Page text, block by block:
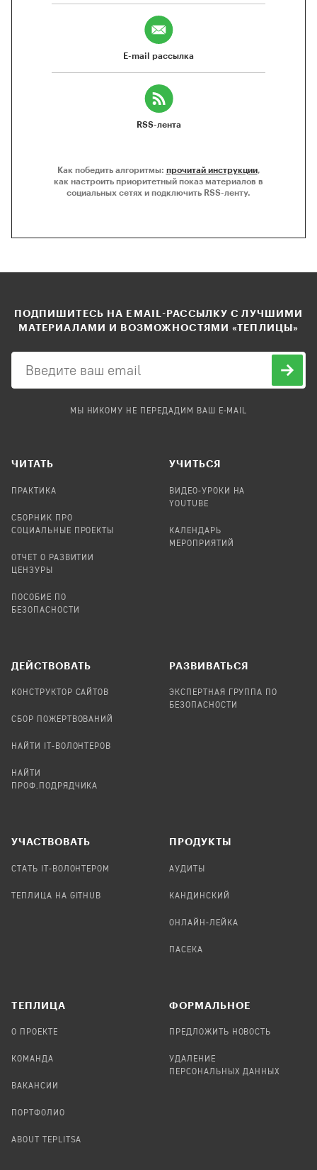
E-mail рассылка
RSS-лента
Как победить алгоритмы: прочитай инструкции,
как настроить приоритетный показ материалов в
социальных сетях и подключить RSS-ленту.
ПОДПИШИТЕСЬ НА EMAIL-РАССЫЛКУ С ЛУЧШИМИ
МАТЕРИАЛАМИ И ВОЗМОЖНОСТЯМИ «ТЕПЛИЦЫ»
МЫ НИКОМУ НЕ ПЕРЕДАДИМ ВАШ E-MAIL
ЧИТАТЬ
ПРАКТИКА
СБОРНИК ПРО
СОЦИАЛЬНЫЕ ПРОЕКТЫ
ОТЧЕТ О РАЗВИТИИ
ЦЕНЗУРЫ
ПОСОБИЕ ПО
БЕЗОПАСНОСТИ
УЧИТЬСЯ
ВИДЕО-УРОКИ НА
YOUTUBE
КАЛЕНДАРЬ
МЕРОПРИЯТИЙ
ДЕЙСТВОВАТЬ
КОНСТРУКТОР САЙТОВ
СБОР ПОЖЕРТВОВАНИЙ
НАЙТИ IT-ВОЛОНТЕРОВ
НАЙТИ
ПРОФ.ПОДРЯДЧИКА
РАЗВИВАТЬСЯ
ЭКСПЕРТНАЯ ГРУППА ПО
БЕЗОПАСНОСТИ
УЧАСТВОВАТЬ
СТАТЬ IT-ВОЛОНТЕРОМ
ТЕПЛИЦА НА GITHUB
ПРОДУКТЫ
АУДИТЫ
КАНДИНСКИЙ
ОНЛАЙН-ЛЕЙКА
ПАСЕКА
TЕПЛИЦА
О ПРОЕКТЕ
КОМАНДА
ВАКАНСИИ
ПОРТФОЛИО
ABOUT TEPLITSA
ФОРМАЛЬНОЕ
ПРЕДЛОЖИТЬ НОВОСТЬ
УДАЛЕНИЕ
ПЕРСОНАЛЬНЫХ ДАННЫХ